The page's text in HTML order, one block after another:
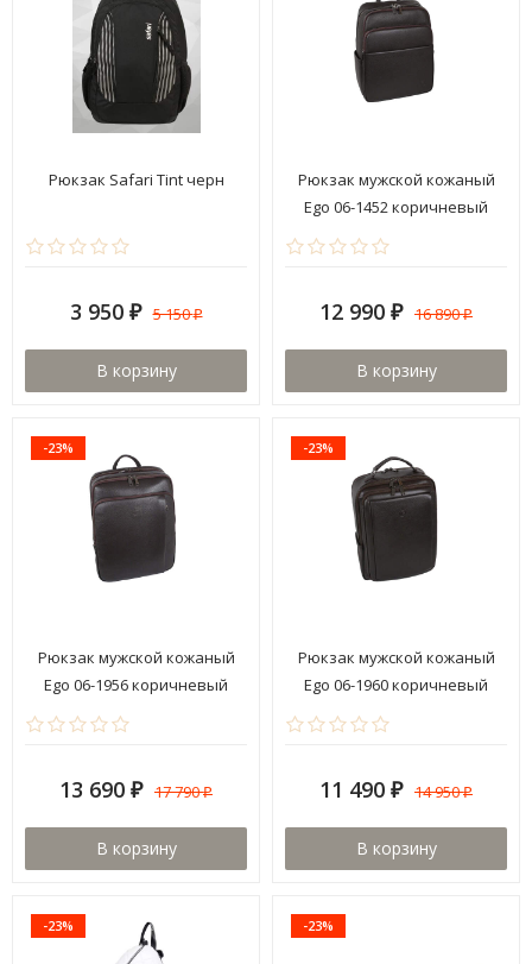
Рюкзак Safari Tint черн
3 950 ₽ 5 150₽
В корзину
Рюкзак мужской кожаный
Ego 06-1452 коричневый
12 990 ₽ 16 890₽
В корзину
-23%
Рюкзак мужской кожаный
Ego 06-1956 коричневый
13 690 ₽ 17 790₽
В корзину
-23%
Рюкзак мужской кожаный
Ego 06-1960 коричневый
11 490 ₽ 14 950₽
В корзину
-23% -23%